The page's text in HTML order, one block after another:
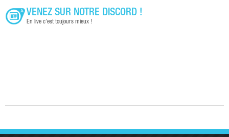
VENEZ SUR NOTRE DISCORD !
En live c'est toujours mieux !